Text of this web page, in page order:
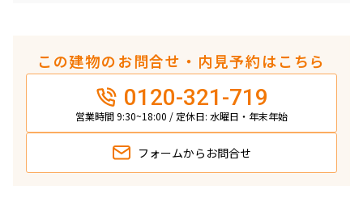
この建物のお問合せ・内見予約はこちら
0120-321-719
営業時間 9:30~18:00 / 定休日: 水曜日・年末年始
フォームから お問合せ